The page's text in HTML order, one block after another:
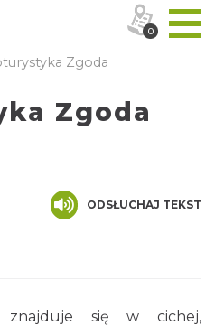
Zgoda
Zgoda
ODSŁUCHAJ TEKST
znajduje się w cichej,
0